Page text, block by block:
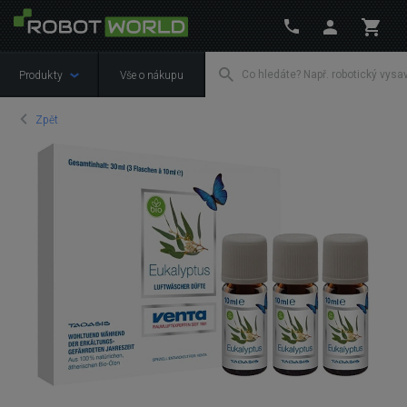
Produkty Vše o nákupu
Zpět